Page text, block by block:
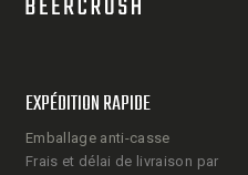
EXPÉDITION RAPIDE
Emballage anti-casse
Frais et délai de livraison par